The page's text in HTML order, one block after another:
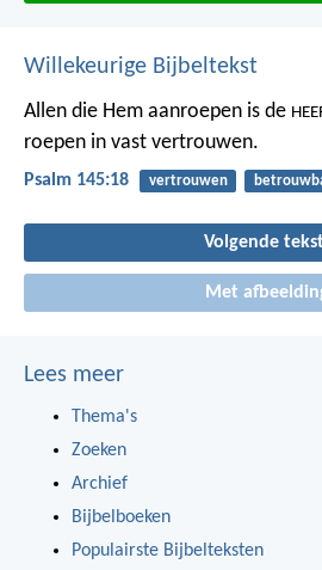
Willekeurige Bijbeltekst
Allen die Hem aanroepen is de
roepen in vast vertrouwen.
Psalm 145:18 vertrouwen
Volgende
Met
Lees meer
Thema's
Zoeken
Archief
Bijbelboeken
Populairste Bijbelteksten